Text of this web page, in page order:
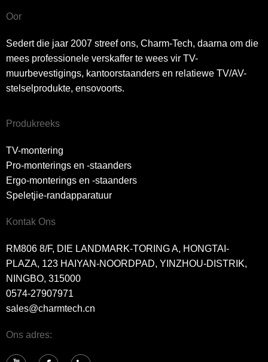
Oor
Sedert die jaar 2007 streef ons, Charm-Tech, daarna om die
mees professionele verskaffer te wees vir TV-
muurbevestigings, kantoorstaanders en relatiewe TV/AV-
stelselprodukte, ensovoorts.
Produkreeks
TV-montering
Pro-monterings en -staanders
Ergo-monterings en -staanders
Speletjie-randapparatuur
Kontak Ons
RM806 8/F, DIE LANDMARK-TORING A, HONGTAI-
PLAZA, 123 HAIYAN-NOORDPAD, YINZHOU-DISTRIK,
NINGBO, 315000
0574-27907971
sales@charmtech.cn
Ons adres: